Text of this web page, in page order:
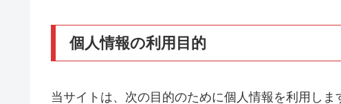
個人情報の利用目的
当サイトは、次の目的のために個人情報を利用しま